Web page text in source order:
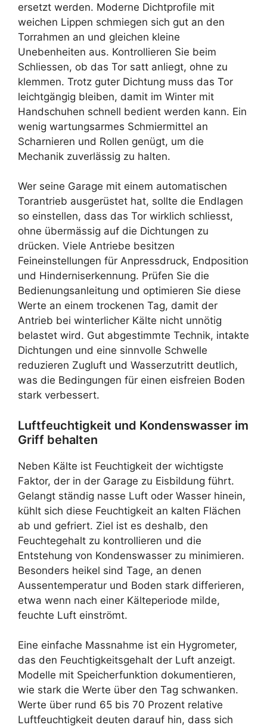
ersetzt werden. Moderne Dichtprofile mit
weichen Lippen schmiegen sich gut an den
Torrahmen an und gleichen kleine
Unebenheiten aus. Kontrollieren Sie beim
Schliessen, ob das Tor satt anliegt, ohne zu
klemmen. Trotz guter Dichtung muss das Tor
leichtgängig bleiben, damit im Winter mit
Handschuhen schnell bedient werden kann. Ein
wenig wartungsarmes Schmiermittel an
Scharnieren und Rollen genügt, um die
Mechanik zuverlässig zu halten.
Wer seine Garage mit einem automatischen
Torantrieb ausgerüstet hat, sollte die Endlagen
so einstellen, dass das Tor wirklich schliesst,
ohne übermässig auf die Dichtungen zu
drücken. Viele Antriebe besitzen
Feineinstellungen für Anpressdruck, Endposition
und Hinderniserkennung. Prüfen Sie die
Bedienungsanleitung und optimieren Sie diese
Werte an einem trockenen Tag, damit der
Antrieb bei winterlicher Kälte nicht unnötig
belastet wird. Gut abgestimmte Technik, intakte
Dichtungen und eine sinnvolle Schwelle
reduzieren Zugluft und Wasserzutritt deutlich,
was die Bedingungen für einen eisfreien Boden
stark verbessert.
Luftfeuchtigkeit und Kondenswasser im
Griff behalten
Neben Kälte ist Feuchtigkeit der wichtigste
Faktor, der in der Garage zu Eisbildung führt.
Gelangt ständig nasse Luft oder Wasser hinein,
kühlt sich diese Feuchtigkeit an kalten Flächen
ab und gefriert. Ziel ist es deshalb, den
Feuchtegehalt zu kontrollieren und die
Entstehung von Kondenswasser zu minimieren.
Besonders heikel sind Tage, an denen
Aussentemperatur und Boden stark differieren,
etwa wenn nach einer Kälteperiode milde,
feuchte Luft einströmt.
Eine einfache Massnahme ist ein Hygrometer,
das den Feuchtigkeitsgehalt der Luft anzeigt.
Modelle mit Speicherfunktion dokumentieren,
wie stark die Werte über den Tag schwanken.
Werte über rund 65 bis 70 Prozent relative
Luftfeuchtigkeit deuten darauf hin, dass sich